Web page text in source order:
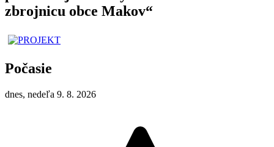
zbrojnicu obce Makov“
Počasie
dnes, nedeľa 9. 8. 2026